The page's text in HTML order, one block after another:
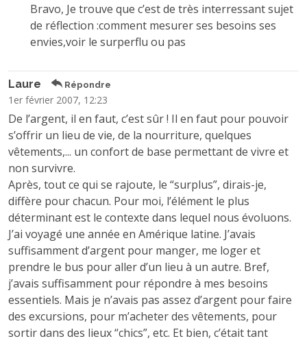
Bravo, Je trouve que c’est de très interressant sujet
de réflection :comment mesurer ses besoins ses
envies,voir le surperflu ou pas
Laure Répondre
1er février 2007, 12:23
De l’argent, il en faut, c’est sûr ! Il en faut pour pouvoir
s’offrir un lieu de vie, de la nourriture, quelques
vêtements,... un confort de base permettant de vivre et
non survivre.
Après, tout ce qui se rajoute, le “surplus”, dirais-je,
diffère pour chacun. Pour moi, l’élément le plus
déterminant est le contexte dans lequel nous évoluons.
J’ai voyagé une année en Amérique latine. J’avais
suffisamment d’argent pour manger, me loger et
prendre le bus pour aller d’un lieu à un autre. Bref,
j’avais suffisamment pour répondre à mes besoins
essentiels. Mais je n’avais pas assez d’argent pour faire
des excursions, pour m’acheter des vêtements, pour
sortir dans des lieux “chics”, etc. Et bien, c’était tant